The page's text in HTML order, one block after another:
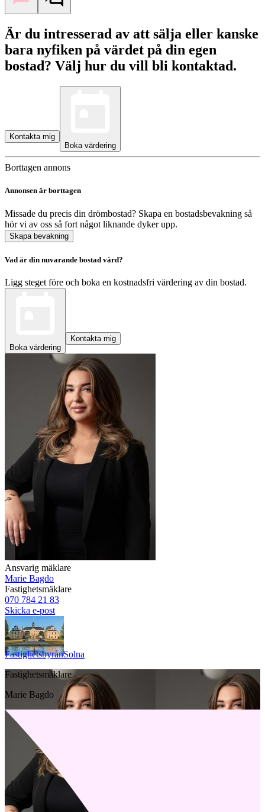
Är du intresserad av att sälja eller kanske
bara nyfiken på värdet på din egen
bostad? Välj hur du vill bli kontaktad.
Kontakta mig
Boka värdering
Borttagen annons
Annonsen är borttagen
Missade du precis din drömbostad? Skapa en bostadsbevakning så
hör vi av oss så fort något liknande dyker upp.
Skapa bevakning
Vad är din nuvarande bostad värd?
Ligg steget före och boka en kostnadsfri värdering av din bostad.
Boka värdering
Kontakta mig
Ansvarig mäklare
Marie Bagdo
Fastighetsmäklare
070 784 21 83
Skicka e-post
FastighetsbyrånSolna
Fastighetsmäklare
Marie Bagdo